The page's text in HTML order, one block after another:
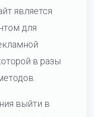
является
для
в разы
выйти в